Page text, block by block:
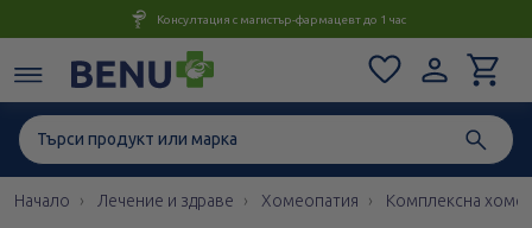
Консултация с магистър-фармацевт до 1 час
Начало Лечение и здраве Хомеопатия Комплексна